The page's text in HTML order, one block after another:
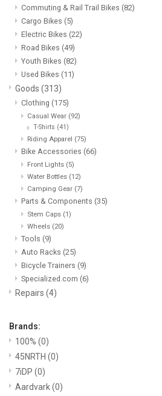
Shhhh
Commuting & Rail Trail Bikes (82)
Cargo Bikes (5)
Electric Bikes (22)
Road Bikes (49)
Youth Bikes (82)
Used Bikes (11)
Goods (313)
Clothing (175)
Casual Wear (92)
T-Shirts (41)
Riding Apparel (75)
Bike Accessories (66)
Front Lights (5)
Water Bottles (12)
Camping Gear (7)
Parts & Components (35)
Stem Caps (1)
Wheels (20)
Tools (9)
Auto Racks (25)
Bicycle Trainers (9)
Specialized.com (6)
Repairs (4)
Brands:
100% (0)
45NRTH (0)
7iDP (0)
Aardvark(0)